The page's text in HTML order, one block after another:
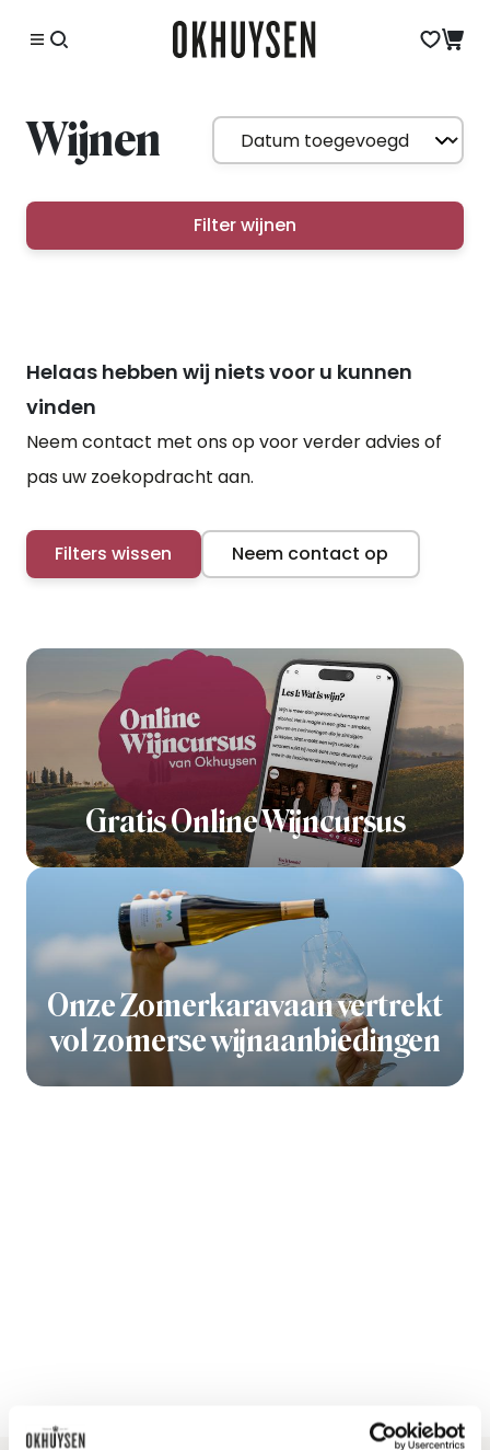
Wijnen
Filter wijnen
Helaas hebben wij niets voor u kunnen
vinden
Neem contact met ons op voor verder advies of
pas uw zoekopdracht aan.
Filters wissen Neem contact op
Gratis Online Wijncursus
Onze Zomerkaravaan vertrekt
vol zomerse wijnaanbiedingen